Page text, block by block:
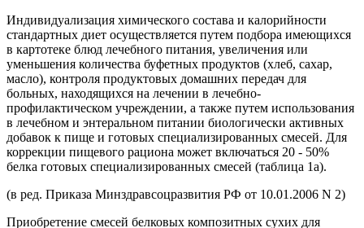
Индивидуализация химического состава и калорийности
стандартных диет осуществляется путем подбора имеющихся
в картотеке блюд лечебного питания, увеличения или
уменьшения количества буфетных продуктов (хлеб, сахар,
масло), контроля продуктовых домашних передач для
больных, находящихся на лечении в лечебно-
профилактическом учреждении, а также путем использования
в лечебном и энтеральном питании биологически активных
добавок к пище и готовых специализированных смесей. Для
коррекции пищевого рациона может включаться 20 - 50%
белка готовых специализированных смесей (таблица 1а).
(в ред. Приказа Минздравсоцразвития РФ от 10.01.2006 N 2)
Приобретение смесей белковых композитных сухих для